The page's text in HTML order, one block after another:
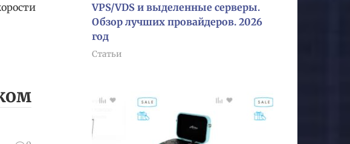
VPS/VDS и выделенные серверы.
Обзор лучших провайдеров. 2026
год
Статьи